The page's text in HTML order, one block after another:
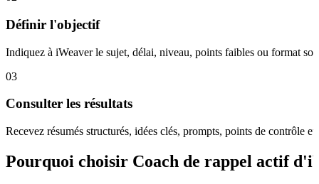
Définir l'objectif
Indiquez à iWeaver le sujet, délai, niveau, points faibles ou format
03
Consulter les résultats
Recevez résumés structurés, idées clés, prompts, points de contrôle et
Pourquoi choisir Coach de rappel actif